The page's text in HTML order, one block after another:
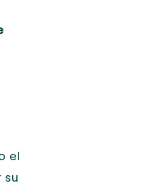
el
su